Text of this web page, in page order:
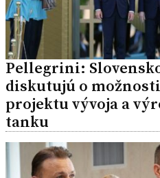
Pellegrini:
diskutujú o
projektu vývoja a
tanku